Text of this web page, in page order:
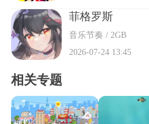
菲格罗斯
音乐节奏 / 2GB
2026-07-24 13:45
相关专题